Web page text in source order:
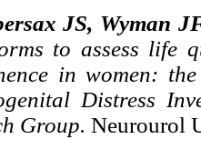
JS, Wyman
to assess life
in women:
Distress
Group. Neurourol